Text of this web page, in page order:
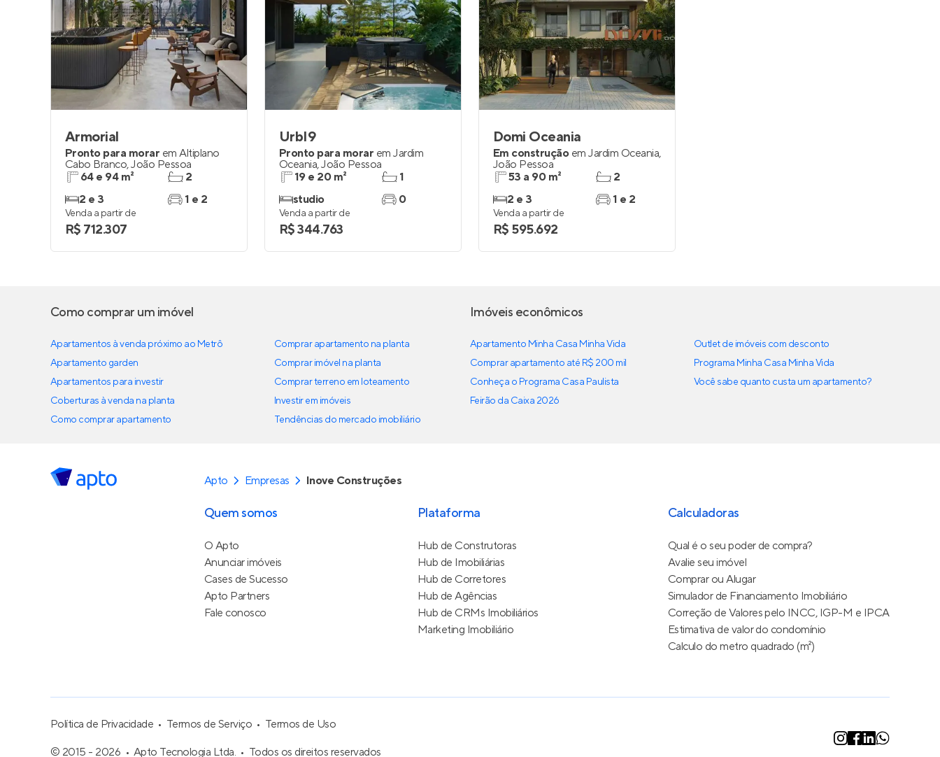
Armorial
Pronto para morar em Altiplano
Cabo Branco,João Pessoa
64 e 94 m²
2 e 3
2
1 e 2
Venda a partir de
R$ 712.307
UrbI9
Pronto para morar em Jardim
Oceania,João Pessoa
19 e 20 m²
studio
1
0
Venda a partir de
R$ 344.763
Domi Oceania
Em construção em Jardim Oceania,
João Pessoa
53 a 90 m²
2 e 3
2
1 e 2
Venda a partir de
R$ 595.692
Como comprar um imóvel
Apartamentos à venda próximo ao Metrô
Apartamento garden
Apartamentos para investir
Coberturas à venda na planta
Como comprar apartamento
Comprar apartamento na planta
Comprar imóvel na planta
Comprar terreno em loteamento
Investir em imóveis
Tendências do mercado imobiliário
Imóveis econômicos
Apartamento Minha Casa Minha Vida
Comprar apartamento até R$ 200 mil
Conheça o Programa Casa Paulista
Feirão da Caixa 2026
Outlet de imóveis com desconto
Programa Minha Casa Minha Vida
Você sabe quanto custa um apartamento?
Apto Empresas Inove Construções
Quem somos
O Apto
Anunciar imóveis
Cases de Sucesso
Apto Partners
Fale conosco
Plataforma
Hub de Construtoras
Hub de Imobiliárias
Hub de Corretores
Hub de Agências
Hub de CRMs Imobiliários
Marketing Imobiliário
Calculadoras
Qual é o seu poder de compra?
Avalie seu imóvel
Comprar ou Alugar
Simulador de Financiamento Imobiliário
Correção de Valores pelo INCC, IGP-M e IPCA
Estimativa de valor do condomínio
Calculo do metro quadrado (m²)
Política de Privacidade Termos de Serviço
Termos de Uso
© 2015 - 2026
Apto Tecnologia Ltda. Todos os direitos reservados